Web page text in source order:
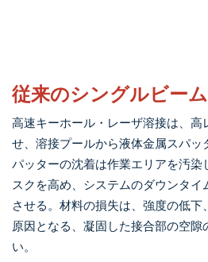
従来のシングルビー
高速キーホール・レーザ溶接は、高
せ、溶接プールから液体金属スパッ
パッターの沈着は作業エリアを汚染
スクを高め、システムのダウンタイ
させる。材料の損失は、強度の低
原因となる、凝固した接合部の空隙
い。